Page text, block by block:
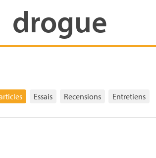
drogue
Essais Recensions Entretiens